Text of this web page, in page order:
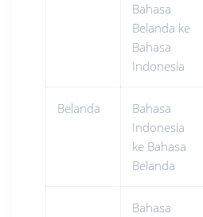
Bahasa
Belanda ke
Bahasa
Indonesia
Belanda
Bahasa
Indonesia
ke Bahasa
Belanda
Bahasa